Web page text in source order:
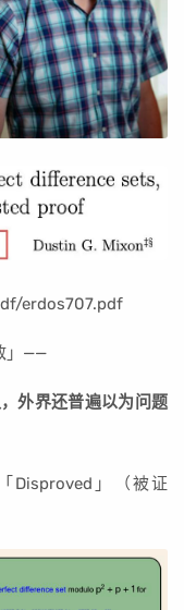
erdos707.pdf
」——
外界还普遍以为问题
Disproved」（被证